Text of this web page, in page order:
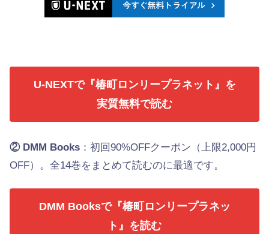
U-NEXTで『椿町ロンリープラネット』を
実質無料で読む
② DMM Books ：初回90%OFFクーポン（上限2,000円
OFF）。全14巻をまとめて読むのに最適です。
DMM Booksで『椿町ロンリープラネッ
ト』を読む